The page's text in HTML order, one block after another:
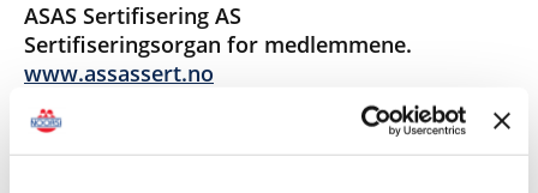
ASAS Sertifisering AS
Sertifiseringsorgan for medlemmene.
www.assassert.no
Lifting Safety International AS
Forlag for medlemmene - fagbøker Kran &